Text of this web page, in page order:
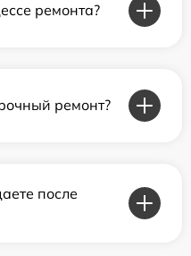
ремонта?
ремонт?
после